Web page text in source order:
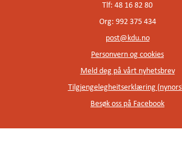
Tlf: 48 16 82 80
Org: 992 375 434
post@kdu.no
Personvern og cookies
Meld deg på vårt nyhetsbrev
Tilgjengelegheitserklæring
Besøk oss på Facebook